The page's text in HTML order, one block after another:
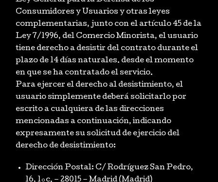
Consumidores y Usuarios y otras leyes
complementarias, junto con el artículo 45 de la
Ley 7/1996, del Comercio Minorista, el usuario
tiene derecho a desistir del contrato durante el
plazo de 14 días naturales. desde el momento
en que se ha contratado el servicio.
Para ejercer el derecho al desistimiento, el
usuario simplemente deberá solicitarlo por
escrito a cualquiera de las direcciones
mencionadas a continuación, indicando
expresamente su solicitud de ejercicio del
derecho de desistimiento:
Dirección Postal: C/ Rodríguez San Pedro,
16, 1ºc. – 28015 – Madrid (Madrid)